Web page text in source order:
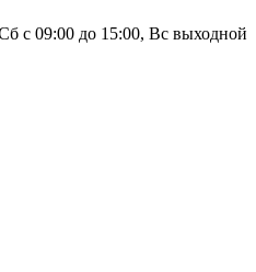
с 09:00 до 15:00, Вс выходной